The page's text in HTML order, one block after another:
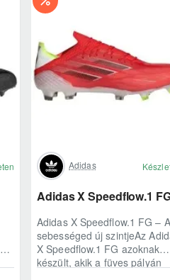
Adidas
Adidas X Speedflow.1
Adidas X Speedflow.1 FG – A
sebességed új szintjeAz
X Speedflow.1 FG azoknak
készült, akik a füves pályán